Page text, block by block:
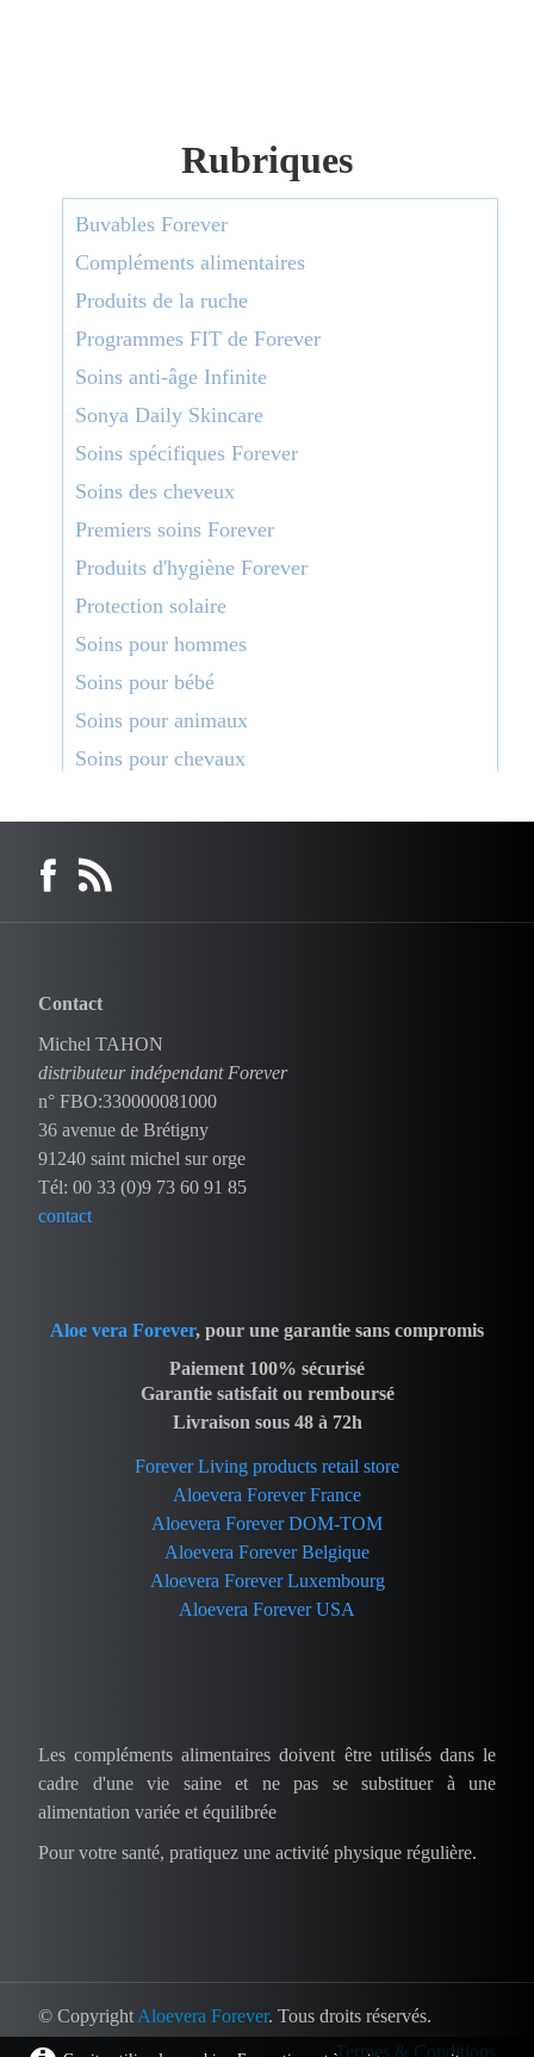
Rubriques
Buvables Forever
Compléments alimentaires
Produits de la ruche
Programmes FIT de Forever
Soins anti-âge Infinite
Sonya Daily Skincare
Soins spécifiques Forever
Soins des cheveux
Premiers soins Forever
Produits d'hygiène Forever
Protection solaire
Soins pour hommes
Soins pour bébé
Soins pour animaux
Soins pour chevaux
Contact
Michel TAHON
distributeur indépendant Forever
n° FBO:330000081000
36 avenue de Brétigny
91240 saint michel sur orge
Tél: 00 33 (0)9 73 60 91 85
contact
Aloe vera Forever, pour une garantie sans compromis
Paiement 100% sécurisé
Garantie satisfait ou remboursé
Livraison sous 48 à 72h
Forever Living products retail store
Aloevera Forever France
Aloevera Forever DOM-TOM
Aloevera Forever Belgique
Aloevera Forever Luxembourg
Aloevera Forever USA
Les compléments alimentaires doivent être utilisés dans le
cadre d'une vie saine et ne pas se substituer à une
alimentation variée et équilibrée
Pour votre santé, pratiquez une activité physique régulière.
© Copyright Aloevera Forever. Tous droits réservés.
Termes & Conditions